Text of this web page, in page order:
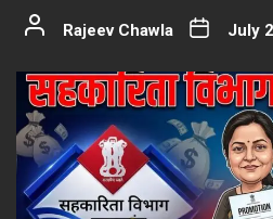
Rajeev Chawla July